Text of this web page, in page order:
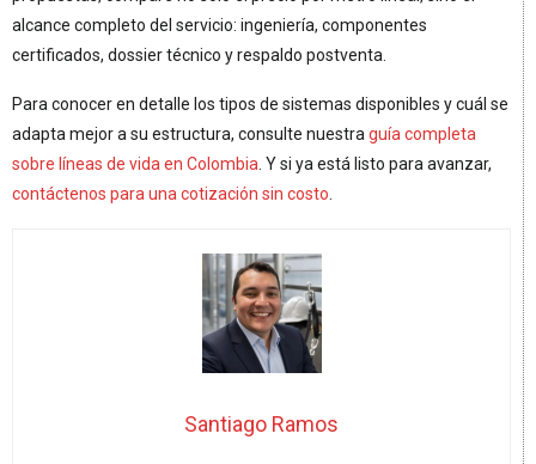
alcance completo del servicio: ingeniería, componentes
certificados, dossier técnico y respaldo postventa.
Para conocer en detalle los tipos de sistemas disponibles y cuál se
adapta mejor a su estructura, consulte nuestra guía completa
sobre líneas de vida en Colombia . Y si ya está listo para avanzar,
contáctenos para una cotización sin costo
Santiago Ramos